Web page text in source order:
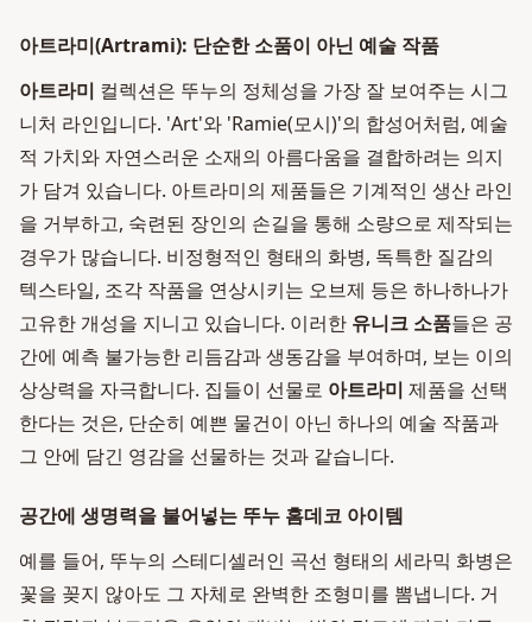
아트라미(Artrami): 단순한 소품이 아닌 예술 작품
아트라미 컬렉션은 뚜누의 정체성을 가장 잘 보여주는 시그
니처 라인입니다. 'Art'와 'Ramie(모시)'의 합성어처럼, 예술
적 가치와 자연스러운 소재의 아름다움을 결합하려는 의지
가 담겨 있습니다. 아트라미의 제품들은 기계적인 생산 라인
을 거부하고, 숙련된 장인의 손길을 통해 소량으로 제작되는
경우가 많습니다. 비정형적인 형태의 화병, 독특한 질감의
텍스타일, 조각 작품을 연상시키는 오브제 등은 하나하나가
고유한 개성을 지니고 있습니다. 이러한 유니크 소품들은 공
간에 예측 불가능한 리듬감과 생동감을 부여하며, 보는 이의
상상력을 자극합니다. 집들이 선물로 아트라미 제품을 선택
한다는 것은, 단순히 예쁜 물건이 아닌 하나의 예술 작품과
그 안에 담긴 영감을 선물하는 것과 같습니다.
공간에 생명력을 불어넣는 뚜누 홈데코 아이템
예를 들어, 뚜누의 스테디셀러인 곡선 형태의 세라믹 화병은
꽃을 꽂지 않아도 그 자체로 완벽한 조형미를 뽐냅니다. 거